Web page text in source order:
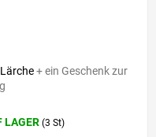
+ ein Geschenk zur
LAGER (3 St)